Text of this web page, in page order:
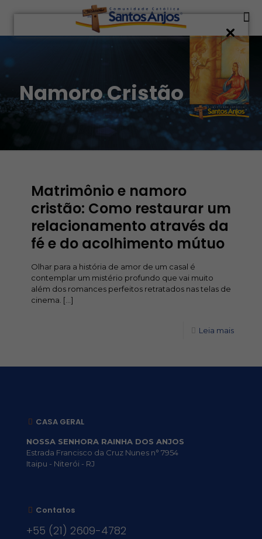
Namoro Cristão
Matrimônio e namoro
cristão: Como restaurar um
relacionamento através da
fé e do acolhimento mútuo
Olhar para a história de amor de um casal é
contemplar um mistério profundo que vai muito
além dos romances perfeitos retratados nas telas de
cinema. […]
Leia mais
CASA GERAL
NOSSA SENHORA RAINHA DOS ANJOS
Estrada Francisco da Cruz Nunes n° 7954
Itaipu - Niterói - RJ
Contatos
+55 (21) 2609-4782